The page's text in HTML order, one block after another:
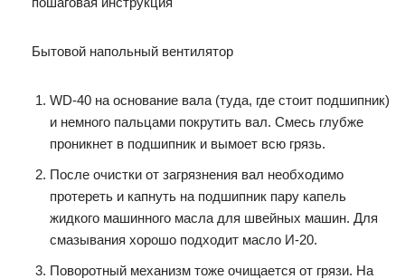
Бытовой напольный вентилятор
WD-40 на основание вала (туда, где стоит подшипник)
и немного пальцами покрутить вал. Смесь глубже
проникнет в подшипник и вымоет всю грязь.
После очистки от загрязнения вал необходимо
протереть и капнуть на подшипник пару капель
жидкого машинного масла для швейных машин. Для
смазывания хорошо подходит масло И-20.
Поворотный механизм тоже очищается от грязи. На